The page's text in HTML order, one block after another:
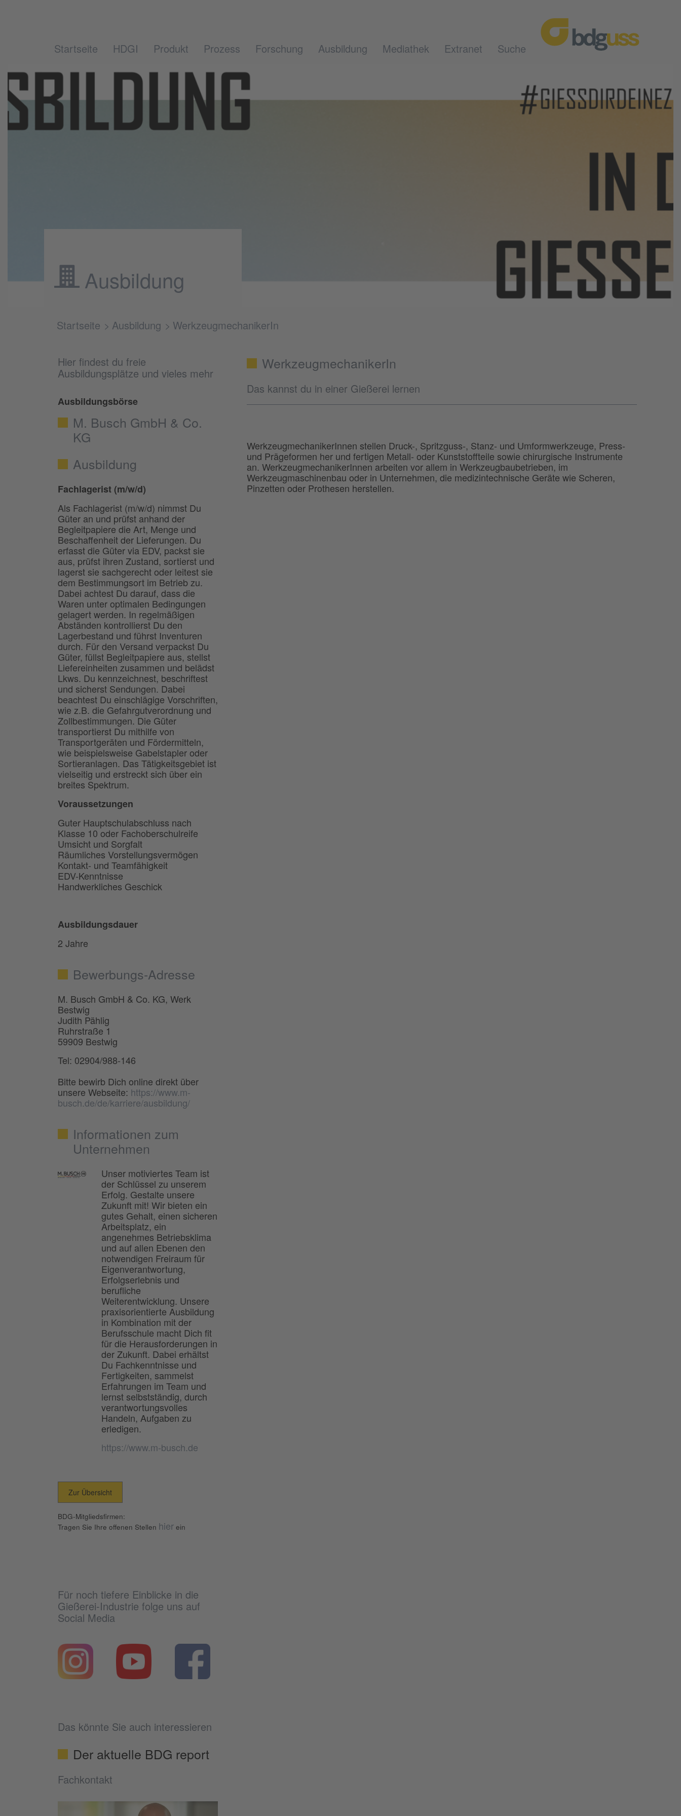
Startseite HDGI Produkt Prozess Forschung Ausbildung Mediathek Extranet Suche
Ausbildung
Startseite Ausbildung WerkzeugmechanikerIn
Hier findest du freie
Ausbildungsplätze und vieles mehr
Ausbildungsbörse
M. Busch GmbH & Co.
KG
Ausbildung
Fachlagerist (m/w/d)
Als Fachlagerist (m/w/d) nimmst Du
Güter an und prüfst anhand der
Begleitpapiere die Art, Menge und
Beschaffenheit der Lieferungen. Du
erfasst die Güter via EDV, packst sie
aus, prüfst ihren Zustand, sortierst und
lagerst sie sachgerecht oder leitest sie
dem Bestimmungsort im Betrieb zu.
Dabei achtest Du darauf, dass die
Waren unter optimalen Bedingungen
gelagert werden. In regelmäßigen
Abständen kontrollierst Du den
Lagerbestand und führst Inventuren
durch. Für den Versand verpackst Du
Güter, füllst Begleitpapiere aus, stellst
Liefereinheiten zusammen und belädst
Lkws. Du kennzeichnest, beschriftest
und sicherst Sendungen. Dabei
beachtest Du einschlägige Vorschriften,
wie z.B. die Gefahrgutverordnung und
Zollbestimmungen. Die Güter
transportierst Du mithilfe von
Transportgeräten und Fördermitteln,
wie beispielsweise Gabelstapler oder
Sortieranlagen. Das Tätigkeitsgebiet ist
vielseitig und erstreckt sich über ein
breites Spektrum.
Voraussetzungen
Guter Hauptschulabschluss nach
Klasse 10 oder Fachoberschulreife
Umsicht und Sorgfalt
Räumliches Vorstellungsvermögen
Kontakt- und Teamfähigkeit
EDV-Kenntnisse
Handwerkliches Geschick
Ausbildungsdauer
2 Jahre
Bewerbungs-Adresse
M. Busch GmbH & Co. KG, Werk
Bestwig
Judith Pählig
Ruhrstraße 1
59909 Bestwig
Tel: 02904/988-146
Bitte bewirb Dich online direkt über
unsere Webseite: https://www.m-
busch.de/de/karriere/ausbildung/
Informationen zum
Unternehmen
Unser motiviertes Team ist
der Schlüssel zu unserem
Erfolg. Gestalte unsere
Zukunft mit! Wir bieten ein
gutes Gehalt, einen sicheren
Arbeitsplatz, ein
angenehmes Betriebsklima
und auf allen Ebenen den
notwendigen Freiraum für
Eigenverantwortung,
Erfolgserlebnis und
berufliche
Weiterentwicklung. Unsere
praxisorientierte Ausbildung
in Kombination mit der
Berufsschule macht Dich fit
für die Herausforderungen in
der Zukunft. Dabei erhältst
Du Fachkenntnisse und
Fertigkeiten, sammelst
Erfahrungen im Team und
lernst selbstständig, durch
verantwortungsvolles
Handeln, Aufgaben zu
erledigen.
https://www.m-busch.de
Zur Übersicht
BDG-Mitgliedsfirmen:
Tragen Sie Ihre offenen Stellen hier ein
Für noch tiefere Einblicke in die
Gießerei-Industrie folge uns auf
Social Media
Das könnte Sie auch interessieren
Der aktuelle BDG report
Fachkontakt
WerkzeugmechanikerIn
Das kannst du in einer Gießerei lernen
WerkzeugmechanikerInnen stellen Druck-, Spritzguss-, Stanz- und Umformwerkzeuge, Press-
und Prägeformen her und fertigen Metall- oder Kunststoffteile sowie chirurgische Instrumente
an. WerkzeugmechanikerInnen arbeiten vor allem in Werkzeugbaubetrieben, im
Werkzeugmaschinenbau oder in Unternehmen, die medizintechnische Geräte wie Scheren,
Pinzetten oder Prothesen herstellen.